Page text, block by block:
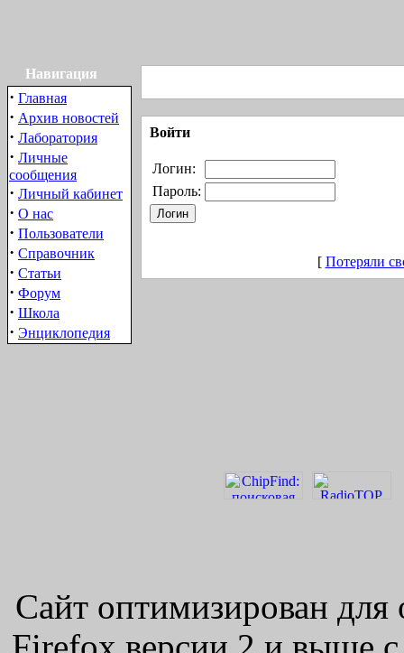
Навигация
· Главная
· Архив новостей
· Лаборатория
· Личные
сообщения
· Личный кабинет
· О нас
· Пользователи
· Справочник
· Статьи
· Форум
· Школа
· Энциклопедия
Войти
Логин:
Пароль:
[ Потеряли
Сайт оптимизирован для